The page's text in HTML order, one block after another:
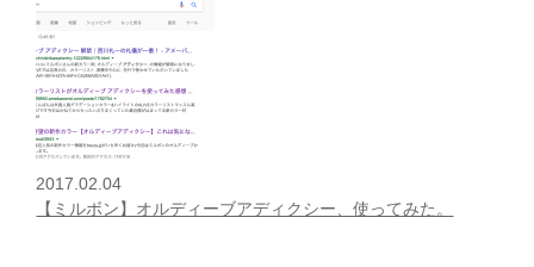
2017.02.04
【ミルボン】オルディーブアディクシー、使ってみた。